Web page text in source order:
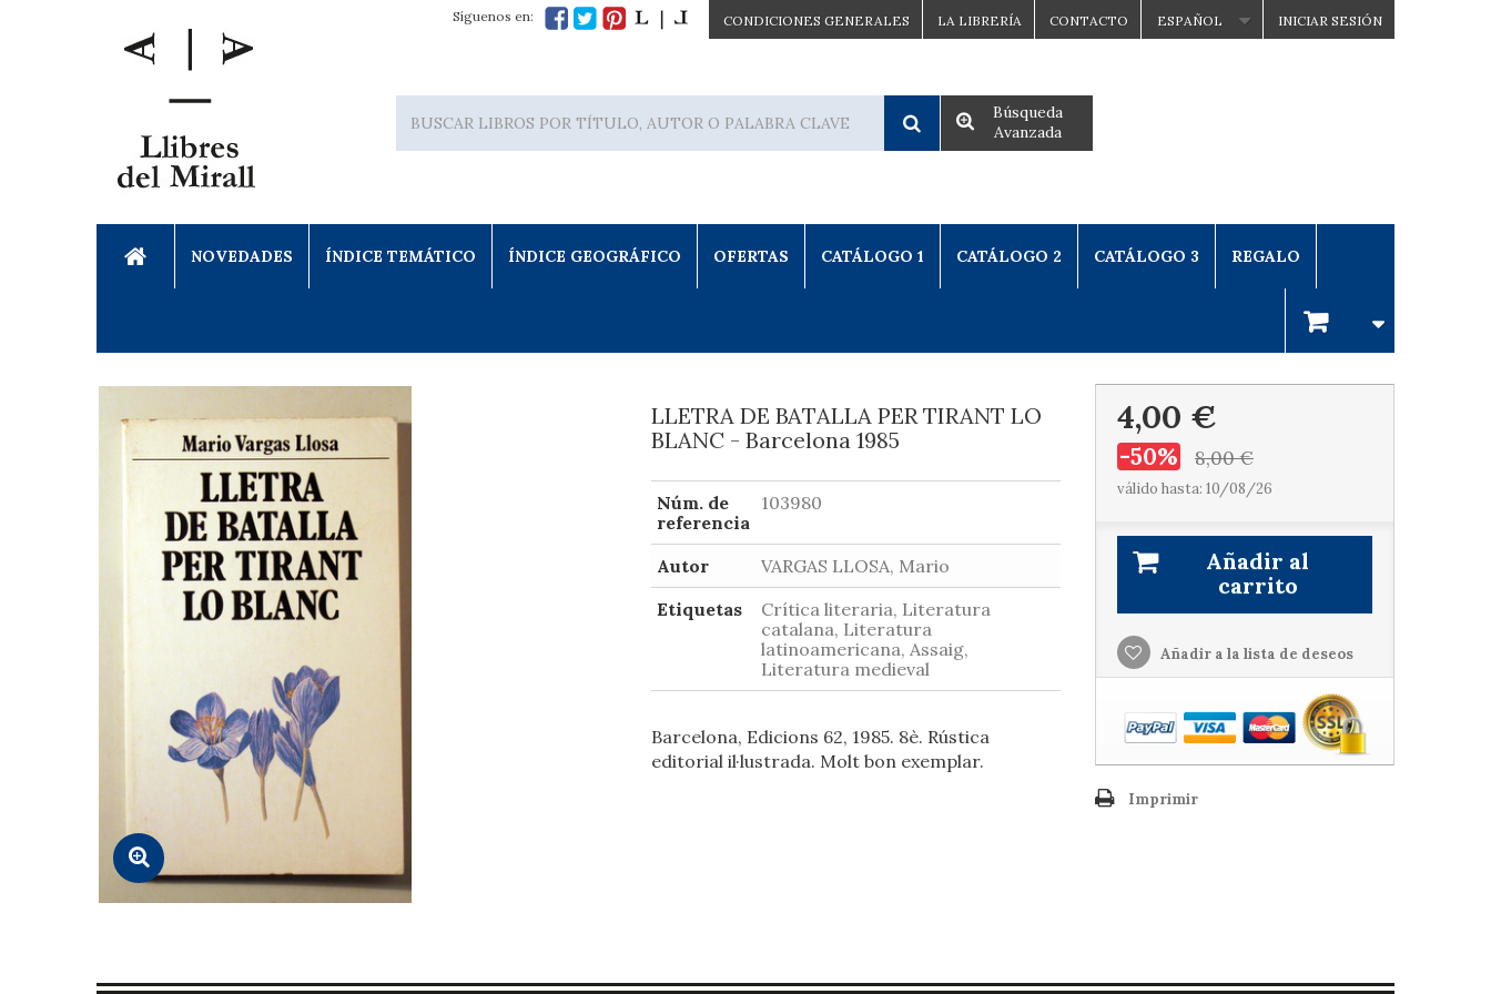
INICIAR SESIÓN
ESPAÑOL
CONTACTO
LA LIBRERÍA
CONDICIONES GENERALES
Síguenos en:
Búsqueda
Avanzada
NOVEDADES ÍNDICE TEMÁTICO ÍNDICE GEOGRÁFICO OFERTAS CATÁLOGO 1 CATÁLOGO 2 CATÁLOGO 3 REGALO
LLETRA DE BATALLA PER TIRANT LO
BLANC - Barcelona 1985
Núm. de
referencia
103980
Autor
VARGAS LLOSA, Mario
Etiquetas
Crítica literaria, Literatura
catalana, Literatura
latinoamericana, Assaig,
Literatura medieval
Barcelona, Edicions 62, 1985. 8è. Rústica
editorial il·lustrada. Molt bon exemplar.
4,00 €
-50% 8,00 €
válido hasta: 10/08/26
Añadir al
carrito
Añadir a la lista de deseos
Imprimir